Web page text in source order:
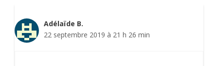
Adélaïde B.
22 septembre 2019 à 21 h 26 min